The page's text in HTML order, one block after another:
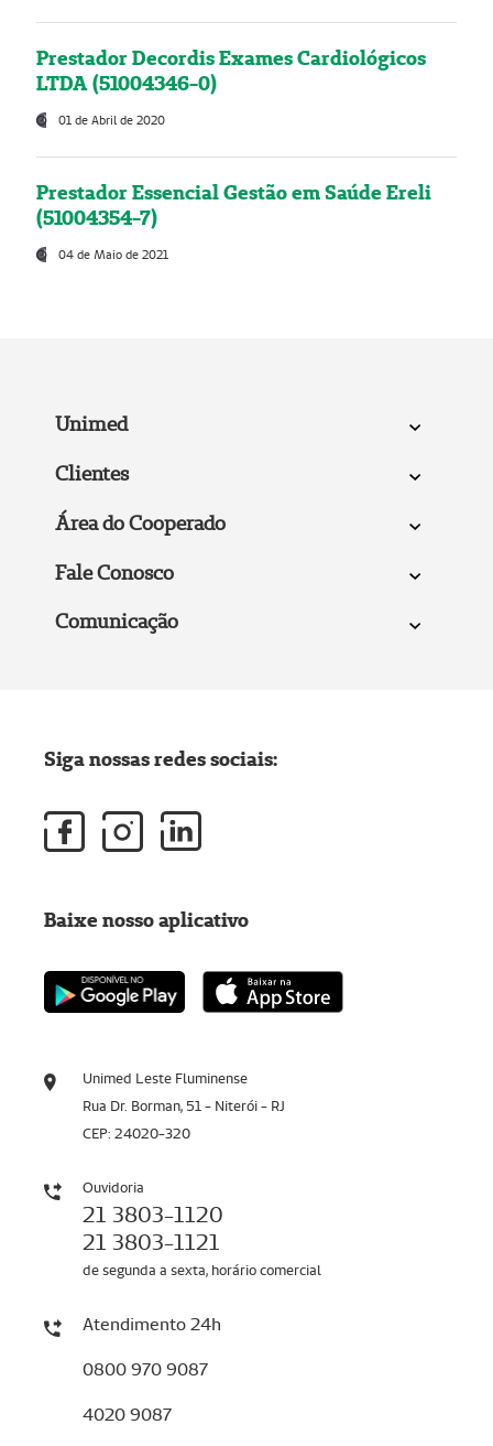
Prestador Decordis Exames Cardiológicos
LTDA (51004346-0)
01 de Abril de 2020
Prestador Essencial Gestão em Saúde Ereli
(51004354-7)
04 de Maio de 2021
Unimed
Clientes
Área do Cooperado
Fale Conosco
Comunicação
Unimed Leste Fluminense
Rua Dr. Borman, 51 - Niterói - RJ
CEP: 24020-320
Ouvidoria
21 3803-1120
21 3803-1121
de segunda a sexta, horário comercial
Atendimento 24h
0800 970 9087
4020 9087
Siga nossas redes sociais:
Baixe nosso aplicativo